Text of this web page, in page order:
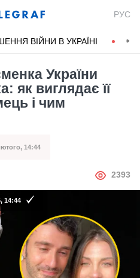
РУС
ВІЙНИ В УКРАЇНІ
України
як виглядає її
і чим
14:44
АВТОР
2393
14:44